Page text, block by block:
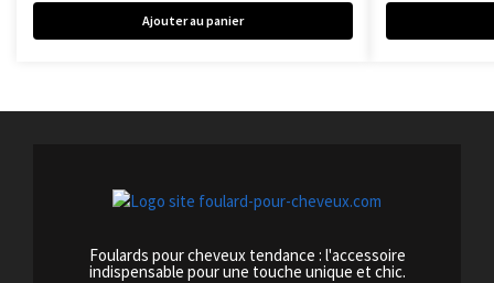
Ajouter au panier
Foulards pour cheveux tendance : l'accessoire
indispensable pour une touche unique et chic.